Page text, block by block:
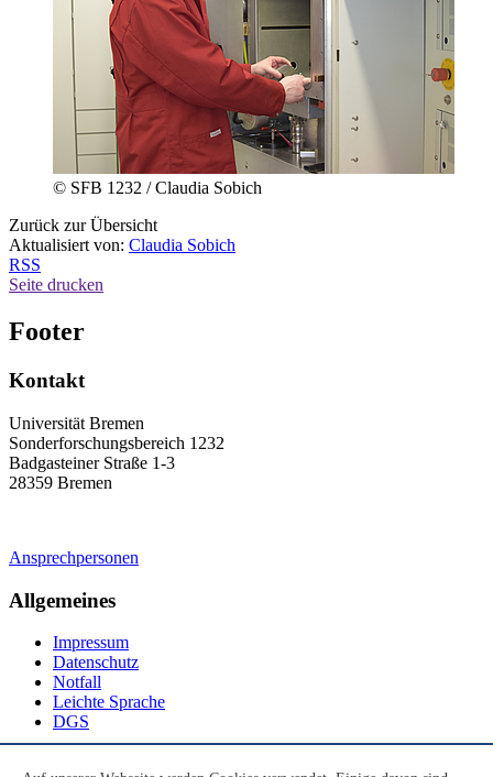
© SFB 1232 / Claudia Sobich
Zurück zur Übersicht
Aktualisiert von: Claudia Sobich
RSS
Seite drucken
Footer
Kontakt
Universität Bremen
Sonderforschungsbereich 1232
Badgasteiner Straße 1-3
28359 Bremen
Ansprechpersonen
Allgemeines
Impressum
Datenschutz
Notfall
Leichte Sprache
DGS